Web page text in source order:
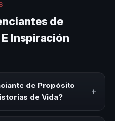
de
Inspiración
de Propósito
de Vida?
+